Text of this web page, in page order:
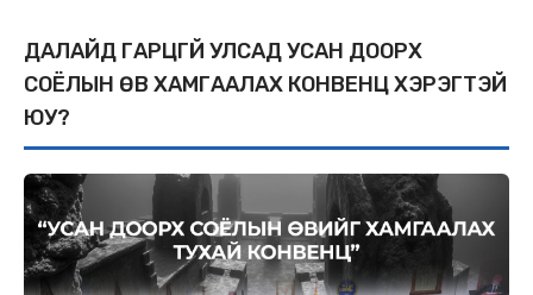
ДАЛАЙД ГАРЦГҮЙ УЛСАД УСАН ДООРХ
СОЁЛЫН ӨВ ХАМГААЛАХ КОНВЕНЦ ХЭРЭГТЭЙ
ЮУ?